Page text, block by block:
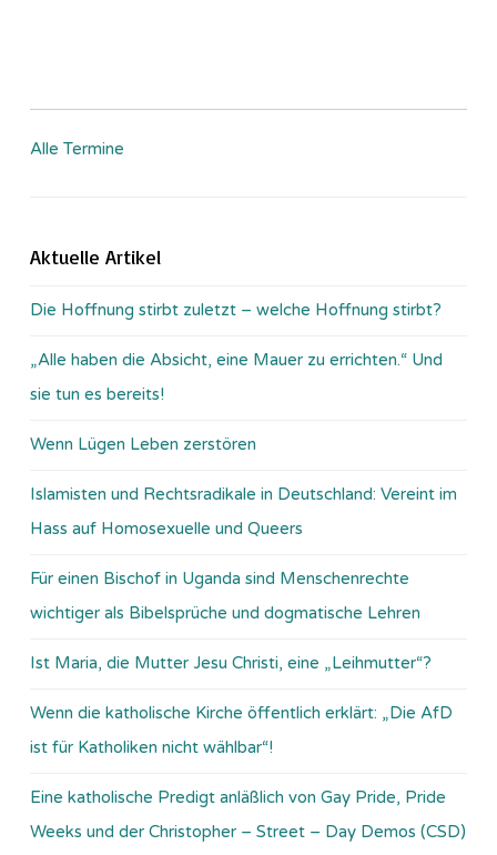
Alle Termine
Aktuelle Artikel
Die Hoffnung stirbt zuletzt – welche Hoffnung stirbt?
„Alle haben die Absicht, eine Mauer zu errichten.“ Und
sie tun es bereits!
Wenn Lügen Leben zerstören
Islamisten und Rechtsradikale in Deutschland: Vereint im
Hass auf Homosexuelle und Queers
Für einen Bischof in Uganda sind Menschenrechte
wichtiger als Bibelsprüche und dogmatische Lehren
Ist Maria, die Mutter Jesu Christi, eine „Leihmutter“?
Wenn die katholische Kirche öffentlich erklärt: „Die AfD
ist für Katholiken nicht wählbar“!
Eine katholische Predigt anläßlich von Gay Pride, Pride
Weeks und der Christopher – Street – Day Demos (CSD)